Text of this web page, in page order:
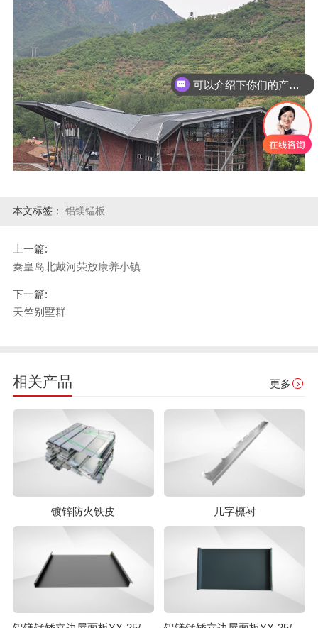
本文标签： 铝镁锰板
上一篇:
秦皇岛北戴河荣放康养小镇
下一篇:
天竺别墅群
相关产品 更多
镀锌防火铁皮 几字檩衬
可以介绍下你们的产品么